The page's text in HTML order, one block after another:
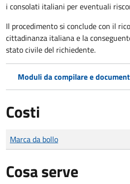
i consolati italiani per eventuali
Il procedimento si conclude con il
cittadinanza italiana e la
stato civile del richiedente.
Moduli da compilare e
Costi
Tipo di pagamento
Importo
Marca da bollo
Cosa serve